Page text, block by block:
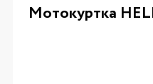
Мотокуртка